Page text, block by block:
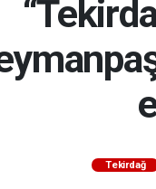
Tekirdağ